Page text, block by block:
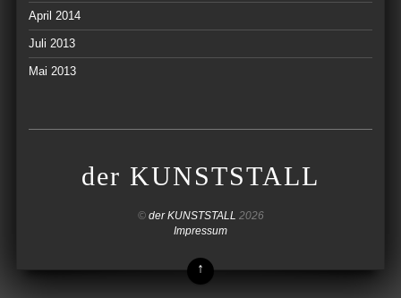
April 2014
Juli 2013
Mai 2013
der KUNSTSTALL
© der KUNSTSTALL 2026
Impressum
↑